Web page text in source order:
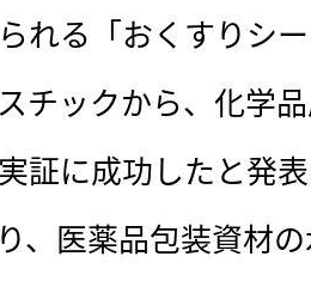
れる「おくすりシ
チックから、化学
証に成功したと発
、医薬品包装資材